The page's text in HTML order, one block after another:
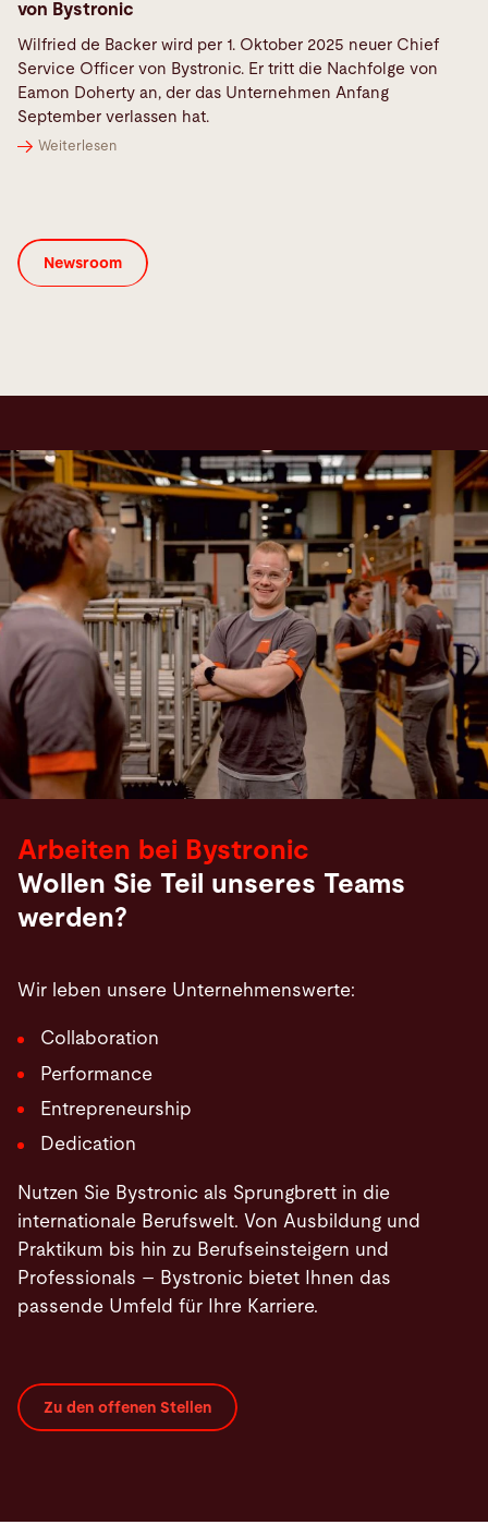
von Bystronic
Wilfried de Backer wird per 1. Oktober 2025 neuer Chief
Service Officer von Bystronic. Er tritt die Nachfolge von
Eamon Doherty an, der das Unternehmen Anfang
September verlassen hat.
Weiterlesen
Newsroom
Arbeiten bei Bystronic
Wollen Sie Teil unseres Teams
werden?
Wir leben unsere Unternehmenswerte:
Collaboration
Performance
Entrepreneurship
Dedication
Nutzen Sie Bystronic als Sprungbrett in die
internationale Berufswelt. Von Ausbildung und
Praktikum bis hin zu Berufseinsteigern und
Professionals – Bystronic bietet Ihnen das
passende Umfeld für Ihre Karriere.
Zu den offenen Stellen